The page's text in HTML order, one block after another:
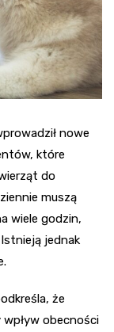
nowe
które
do
muszą
wiele godzin,
jednak
że
obecności